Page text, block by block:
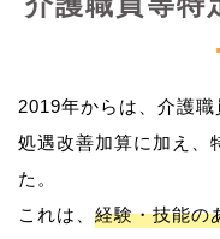
2019年からは、介護職
処遇改善加算に加え、
た。
これは、 経験・技能の